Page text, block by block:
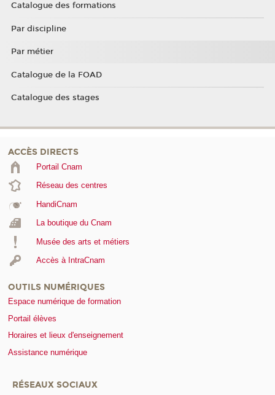
Catalogue des formations
Par discipline
Par métier
Catalogue de la FOAD
Catalogue des stages
ACCÈS DIRECTS
Portail Cnam
Réseau des centres
HandiCnam
La boutique du Cnam
Musée des arts et métiers
Accès à IntraCnam
OUTILS NUMÉRIQUES
Espace numérique de formation
Portail élèves
Horaires et lieux d'enseignement
Assistance numérique
RÉSEAUX SOCIAUX